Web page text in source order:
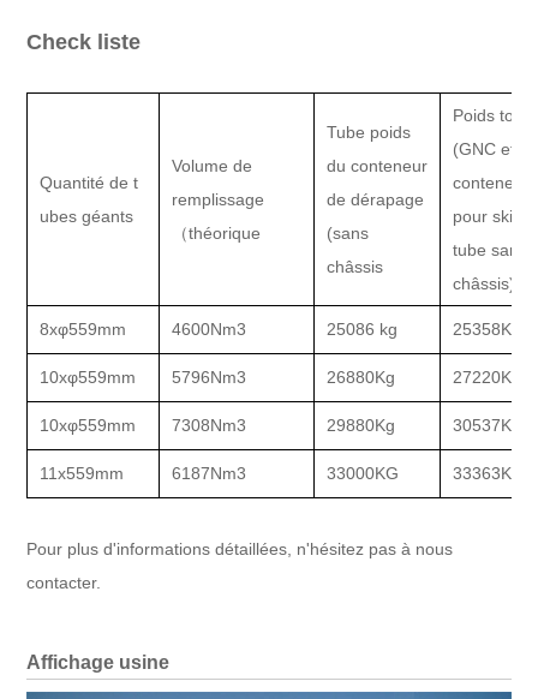
Check liste
Quantité de t
ubes géants
Volume de
remplissage
（théorique
Tube poids
du conteneur
de dérapage
(sans
châssis
Poids total
(GNC et
conteneur
pour skid
tube sans
châssis)
8xφ559mm 4600Nm3 25086 kg 25358Kg
10xφ559mm 5796Nm3 26880Kg 27220Kg
10xφ559mm 7308Nm3 29880Kg 30537Kg
11x559mm 6187Nm3 33000KG 33363KG
Pour plus d'informations détaillées, n'hésitez pas à nous
contacter.
Affichage usine